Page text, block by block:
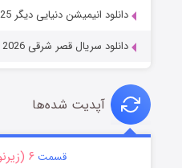
دانلود انیمیشن دنیایی دیگر Another World 2025
دانلود سریال قصر شرقی The East Palace 2026
آپدیت شده‌ها
قسمت ۶ (زیرنویس)